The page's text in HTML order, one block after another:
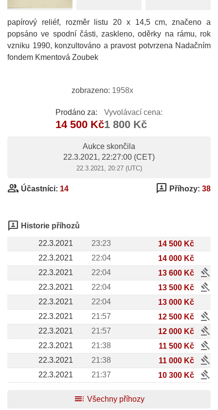
papírový reliéf, rozměr listu 20 x 14,5 cm, značeno a
popsáno ve spodní části, zaskleno, oděrky na rámu, rok
vzniku 1990, konzultováno a pravost potvrzena Nadačním
fondem Kmentová Zoubek
zobrazeno: 1958x
Prodáno za:
14 500 Kč
Vyvolávací cena:
1 800 Kč
Aukce skončila
22.3.2021, 22:27:00 (CET)
22.3.2021, 20:27 (UTC)
group Účastníci: 14 3p Příhozy: 38
3p Historie příhozů
22.3.2021 23:23
14 500 Kč
22.3.2021
22:04
14 000 Kč
22.3.2021
22:04 13 600 Kč gavel
22.3.2021 22:04 13 500 Kč gavel
22.3.2021 22:04
13 000 Kč
22.3.2021
21:57 12 500 Kč gavel
22.3.2021 21:57 12 000 Kč gavel
22.3.2021 21:38 11 500 Kč gavel
22.3.2021 21:38 11 000 Kč gavel
22.3.2021 21:37 10 300 Kč
gavel
toc Všechny příhozy